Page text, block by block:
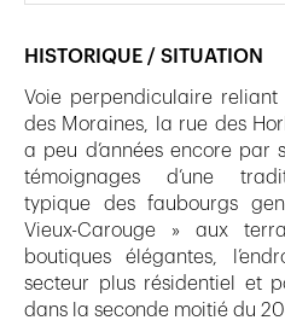
HISTORIQUE / SITUATION
Voie perpendiculaire
des Moraines, la rue des
a peu d’années encore par
témoignages d’une
typique des faubourgs
Vieux-Carouge » aux
boutiques élégantes,
secteur plus résidentiel et
dans la seconde moitié du